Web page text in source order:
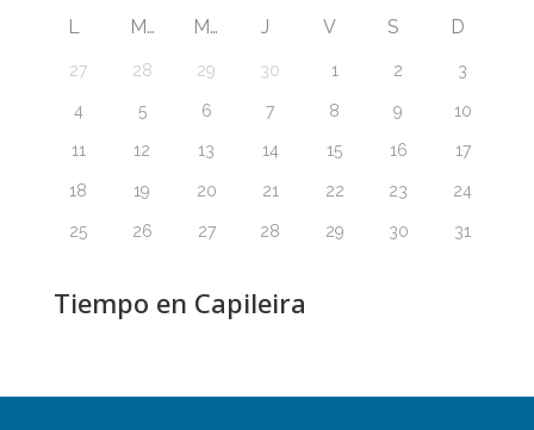
L M M J V S D
27 28 29 30 1 2 3
4 5 6 7 8 9 10
11 12 13 14 15 16 17
18 19 20 21 22 23 24
25 26 27 28 29 30 31
Tiempo en Capileira